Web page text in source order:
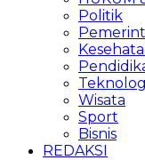
Politik
Wisata
Sport
Bisnis
REDAKSI